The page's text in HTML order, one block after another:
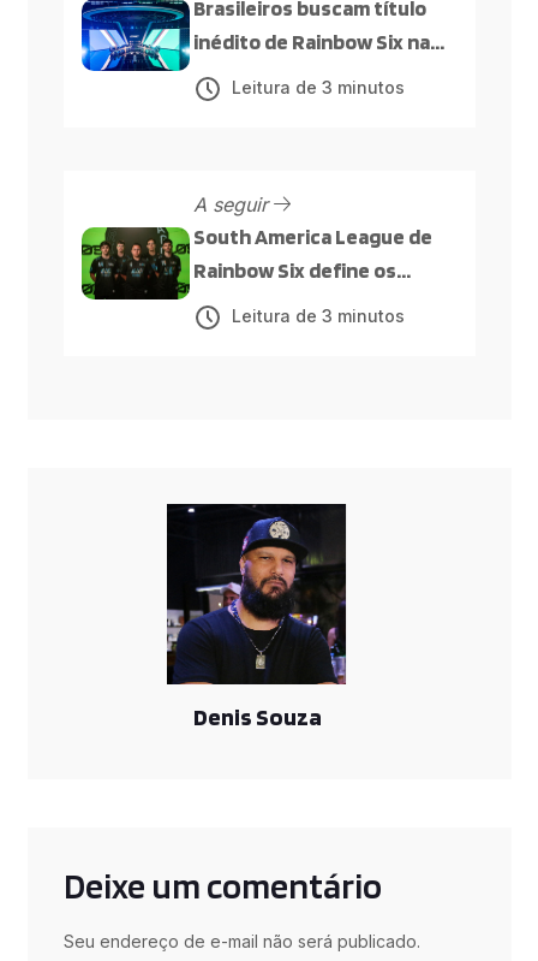
Brasileiros buscam título
inédito de Rainbow Six na
Esports World Cup
Leitura de 3 minutos
A seguir
South America League de
Rainbow Six define os
confrontos da fase
eliminatória
Leitura de 3 minutos
Denis Souza
Deixe um comentário
Seu endereço de e-mail não será publicado.